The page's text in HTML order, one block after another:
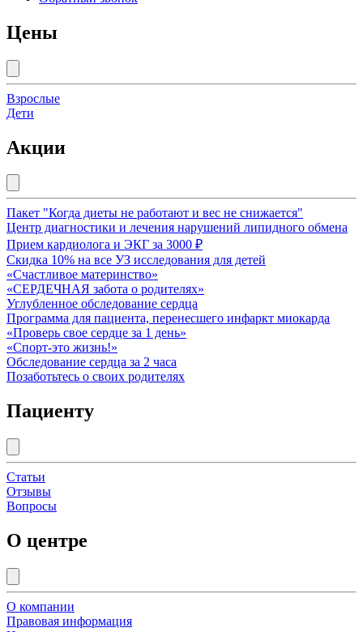
Цены
Взрослые
Дети
Акции
Пакет "Когда диеты не работают и вес не снижается"
Центр диагностики и лечения нарушений липидного обмена
Прием кардиолога и ЭКГ за 3000 ₽
Скидка 10% на все УЗ исследования для детей
«Счастливое материнство»
«СЕРДЕЧНАЯ забота о родителях»
Углубленное обследование сердца
Программа для пациента, перенесшего инфаркт миокарда
«Проверь свое сердце за 1 день»
«Спорт-это жизнь!»
Обследование сердца за 2 часа
Позаботьтесь о своих родителях
Пациенту
Статьи
Отзывы
Вопросы
О центре
О компании
Правовая информация